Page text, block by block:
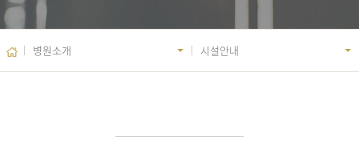
병원소개 시설안내